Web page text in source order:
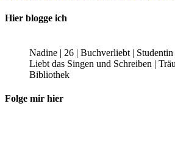
Hier blogge ich
Nadine | 26 | Buchverliebt |
Liebt das Singen und Schreiben |
Bibliothek
Folge mir hier